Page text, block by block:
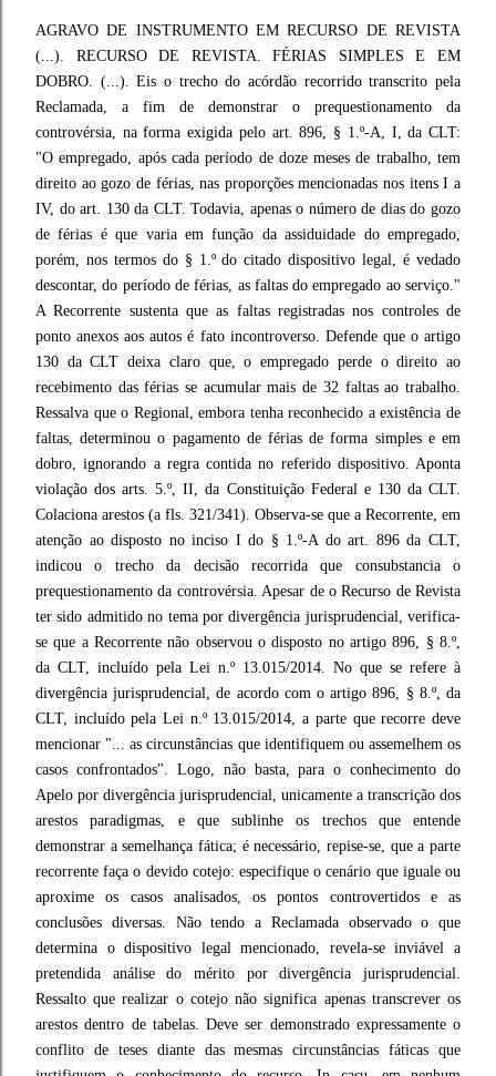
AGRAVO DE INSTRUMENTO EM RECURSO DE REVISTA
(...). RECURSO DE REVISTA. FÉRIAS SIMPLES E EM
DOBRO. (...). Eis o trecho do acórdão recorrido transcrito pela
Reclamada, a fim de demonstrar o prequestionamento da
controvérsia, na forma exigida pelo art. 896, § 1.º-A, I, da CLT:
"O empregado, após cada período de doze meses de trabalho, tem
direito ao gozo de férias, nas proporções mencionadas nos itens I a
IV, do art. 130 da CLT. Todavia, apenas o número de dias do gozo
de férias é que varia em função da assiduidade do empregado,
porém, nos termos do § 1.º do citado dispositivo legal, é vedado
descontar, do período de férias, as faltas do empregado ao serviço."
A Recorrente sustenta que as faltas registradas nos controles de
ponto anexos aos autos é fato incontroverso. Defende que o artigo
130 da CLT deixa claro que, o empregado perde o direito ao
recebimento das férias se acumular mais de 32 faltas ao trabalho.
Ressalva que o Regional, embora tenha reconhecido a existência de
faltas, determinou o pagamento de férias de forma simples e em
dobro, ignorando a regra contida no referido dispositivo. Aponta
violação dos arts. 5.º, II, da Constituição Federal e 130 da CLT.
Colaciona arestos (a fls. 321/341). Observa-se que a Recorrente, em
atenção ao disposto no inciso I do § 1.º-A do art. 896 da CLT,
indicou o trecho da decisão recorrida que consubstancia o
prequestionamento da controvérsia. Apesar de o Recurso de Revista
ter sido admitido no tema por divergência jurisprudencial, verifica-
se que a Recorrente não observou o disposto no artigo 896, § 8.º,
da CLT, incluído pela Lei n.º 13.015/2014. No que se refere à
divergência jurisprudencial, de acordo com o artigo 896, § 8.º, da
CLT, incluído pela Lei n.º 13.015/2014, a parte que recorre deve
mencionar "... as circunstâncias que identifiquem ou assemelhem os
casos confrontados". Logo, não basta, para o conhecimento do
Apelo por divergência jurisprudencial, unicamente a transcrição dos
arestos paradigmas, e que sublinhe os trechos que entende
demonstrar a semelhança fática; é necessário, repise-se, que a parte
recorrente faça o devido cotejo: especifique o cenário que iguale ou
aproxime os casos analisados, os pontos controvertidos e as
conclusões diversas. Não tendo a Reclamada observado o que
determina o dispositivo legal mencionado, revela-se inviável a
pretendida análise do mérito por divergência jurisprudencial.
Ressalto que realizar o cotejo não significa apenas transcrever os
arestos dentro de tabelas. Deve ser demonstrado expressamente o
conflito de teses diante das mesmas circunstâncias fáticas que